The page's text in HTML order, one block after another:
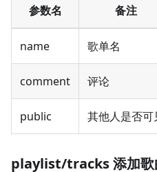
参数名 备注
name 歌单名
comment 评论
public 其他人是否可
playlist/tracks 添加歌